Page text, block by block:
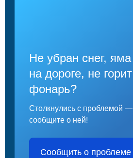
Не убран снег, яма
на дороге, не горит
фонарь?
Столкнулись с проблемой —
сообщите о ней!
Сообщить о проблеме